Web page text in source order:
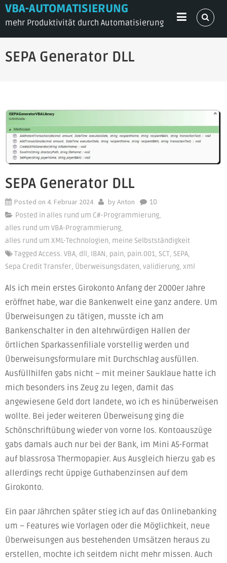
Skip
to
content
VBA-AUTOMATISIERUNG
mehr Produktivität durch Automatisierung
SEPA Generator DLL
SEPA Generator DLL
Posted on 4. Februar 2024 by Anton
10
Posted in alles rund um C#-Programmierung,
alles rund um VBA-Programmierung,
alles rund um XML-Technologien, meine Selbstständigkeit
Tagged Access. VBA, dll, IBAN, pain, pain.001, SCT, SEPA,
Sepa Credit Transfer, Überweisungsdaten, validierung, xml
Als ich mein erstes Girokonto Anfang der 2000er Jahre
eröffnet habe, war die Bankenwelt eine ganz andere. Um
Überweisungen zu tätigen, musste ich am
Bankenschalter in den altehrwürdigen Hallen der
örtlichen Sparkassenfiliale vorstellig werden und
Überweisungsformulare mit Durchschlag ausfüllen.
Ausfüllhilfen gabs nicht – mit meiner Sauklaue hatte ich
mich besonders ins Zeug zu legen, damit das
angewiesene Geld dort landete, wo ich es hinüberweisen
wollte. Bei jeder weiteren Überweisung ging die
Schönschriftübung wieder von vorne los. Kontoauszüge
gabs damals auch nur bei der Bank, im Mini A5-Format
auf blassrosa Thermopapier. Aus Ausgleich hierzu gab es
allerdings recht üppige Guthabenzinsen auf dem
Girokonto.
Ein paar Jährchen später stieg ich auf das Onlinebanking
um – Features wie Vorlagen oder die Möglichkeit, neue
Überweisungen aus bestehenden Umsätzen heraus zu
erstellen, mochte ich seitdem nicht mehr missen. Auch